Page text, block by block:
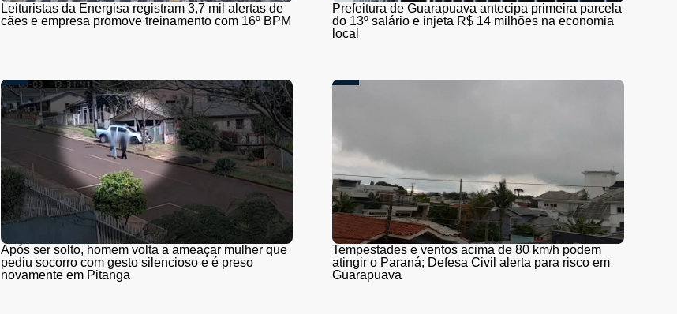
Leituristas da Energisa registram 3,7 mil alertas de
cães e empresa promove treinamento com 16º BPM
Prefeitura de Guarapuava antecipa primeira parcela
do 13º salário e injeta R$ 14 milhões na economia
local
Após ser solto, homem volta a ameaçar mulher que
pediu socorro com gesto silencioso e é preso
novamente em Pitanga
Tempestades e ventos acima de 80 km/h podem
atingir o Paraná; Defesa Civil alerta para risco em
Guarapuava